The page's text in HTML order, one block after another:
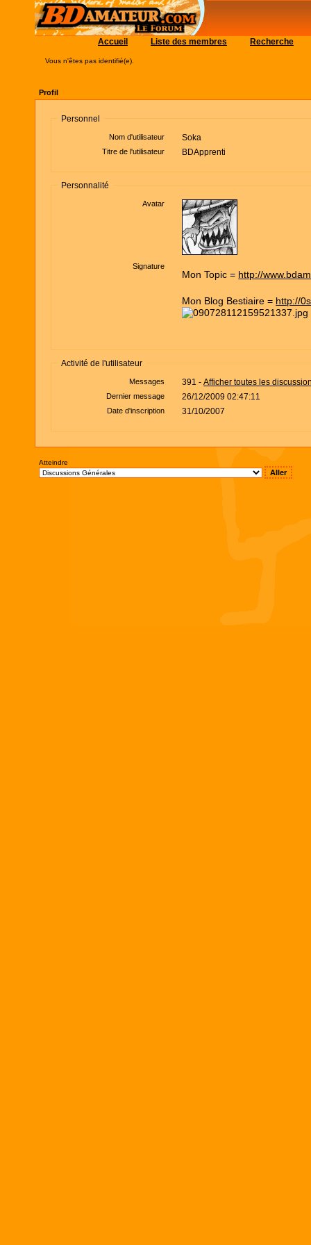
Accueil Liste des membres Recherche
Vous n'êtes pas identifié(e).
Profil
Personnel
Nom d'utilisateur Soka
Titre de l'utilisateur BDApprenti
Personnalité
Avatar
Signature
Mon Topic = http://
Mon Blog Bestiaire = http://
Activité de l'utilisateur
Messages 391 -Afficher toutes les
Dernier message 26/12/2009 02:47:11
Date d'inscription 31/10/2007
Atteindre